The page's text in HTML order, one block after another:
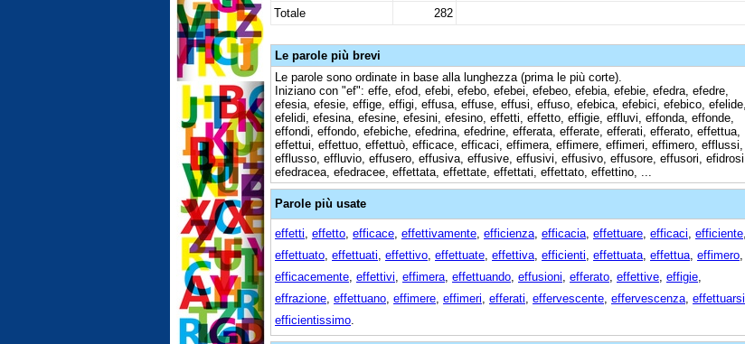
Totale
282
Le parole più brevi
Le parole sono ordinate in base alla lunghezza (prima le più corte).
Iniziano con "ef": effe, efod, efebi, efebo, efebei, efebeo, efebia, efebie, efedra, efedre,
efesia, efesie, effige, effigi, effusa, effuse, effusi, effuso, efebica, efebici, efebico, efelide,
efelidi, efesina, efesine, efesini, efesino, effetti, effetto, effigie, effluvi, effonda, effonde,
effondi, effondo, efebiche, efedrina, efedrine, efferata, efferate, efferati, efferato, effettua,
effettui, effettuo, effettuò, efficace, efficaci, effimera, effimere, effimeri, effimero, efflussi,
efflusso, effluvio, effusero, effusiva, effusive, effusivi, effusivo, effusore, effusori, efidrosi,
efedracea, efedracee, effettata, effettate, effettati, effettato, effettino, ...
Parole più usate
effetti effetto efficace effettivamente efficienza efficacia effettuare efficaci efficiente
effettuato effettuati effettivo effettuate effettiva efficienti effettuata effettua effimero
efficacemente effettivi effimera effettuando effusioni efferato effettive effigie
effrazione effettuano effimere effimeri efferati effervescente effervescenza effettuarsi
efficientissimo